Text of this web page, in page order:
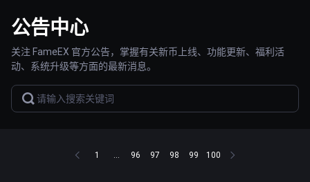
公告中心
关注 FameEX 官方公告，掌握有关新币上线、功能更新、福利活
动、系统升级等方面的最新消息。
1 ... 96 97 98 99 100